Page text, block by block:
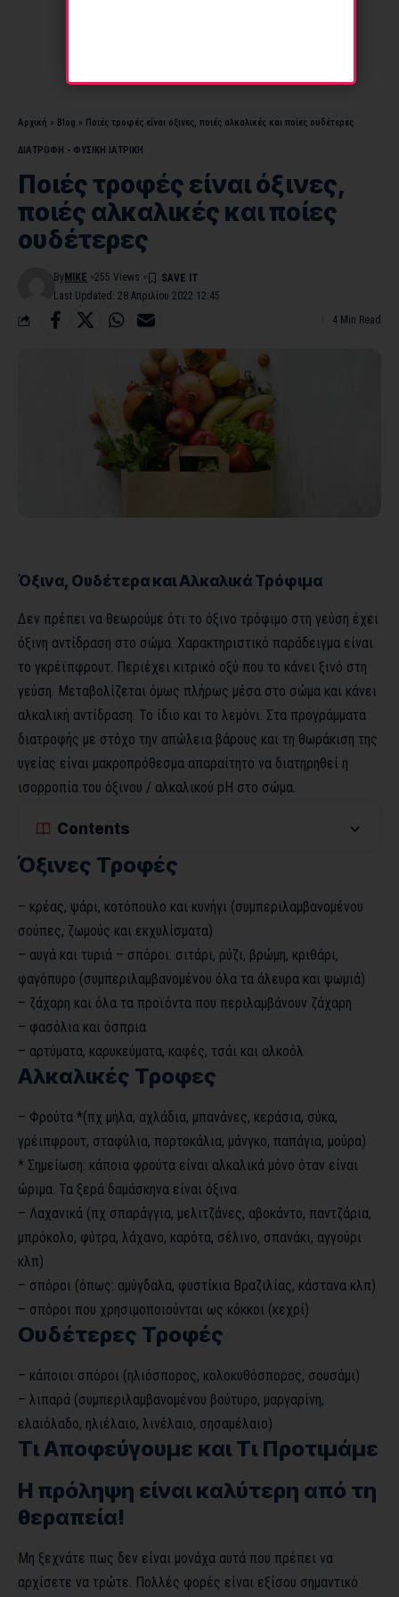
Αρχική » Blog » Ποιές τροφές είναι όξινες, ποιές αλκαλικές και ποίες ουδέτερες
ΔΙΑΤΡΟΦΗ - ΦΥΣΙΚΗ ΙΑΤΡΙΚΗ
Ποιές τροφές είναι όξινες,
ποιές αλκαλικές και ποίες
ουδέτερες
Last Updated: 28 Απριλίου 2022 12:45
By MIKE 255 Views
4 Min Read
Όξινα, Ουδέτερα και Αλκαλικά Τρόφιμα
Δεν πρέπει να θεωρούμε ότι το όξινο τρόφιμο στη γεύση έχει
όξινη αντίδραση στο σώμα. Χαρακτηριστικό παράδειγμα είναι
το γκρέϊπφρουτ. Περιέχει κιτρικό οξύ που το κάνει ξινό στη
γεύση. Μεταβολίζεται όμως πλήρως μέσα στο σώμα και κάνει
αλκαλική αντίδραση. Το ίδιο και το λεμόνι. Στα προγράμματα
διατροφής με στόχο την απώλεια βάρους και τη θωράκιση της
υγείας είναι μακροπρόθεσμα απαραίτητο να διατηρηθεί η
ισορροπία του όξινου / αλκαλικού pH στο σώμα.
Contents
Όξινες Τροφές
– κρέας, ψάρι, κοτόπουλο και κυνήγι (συμπεριλαμβανομένου
σούπες, ζωμούς και εκχυλίσματα)
– αυγά και τυριά – σπόροι: σιτάρι, ρύζι, βρώμη, κριθάρι,
φαγόπυρο (συμπεριλαμβανομένου όλα τα άλευρα και ψωμιά)
– ζάχαρη και όλα τα προϊόντα που περιλαμβάνουν ζάχαρη
– φασόλια και όσπρια
– αρτύματα, καρυκεύματα, καφές, τσάι και αλκοόλ
Αλκαλικές Τροφες
– Φρούτα *(πχ μήλα, αχλάδια, μπανάνες, κεράσια, σύκα,
γρέιπφρουτ, σταφύλια, πορτοκάλια, μάνγκο, παπάγια, μούρα)
* Σημείωση: κάποια φρούτα είναι αλκαλικά μόνο όταν είναι
ώριμα. Τα ξερά δαμάσκηνα είναι όξινα.
– Λαχανικά (πχ σπαράγγια, μελιτζάνες, αβοκάντο, παντζάρια,
μπρόκολο, φύτρα, λάχανο, καρότα, σέλινο, σπανάκι, αγγούρι
κλπ)
– σπόροι (όπως: αμύγδαλα, φυστίκια Βραζιλίας, κάστανα κλπ)
– σπόροι που χρησιμοποιούνται ως κόκκοι (κεχρί)
Ουδέτερες Τροφές
– κάποιοι σπόροι (ηλιόσπορος, κολοκυθόσπορος, σουσάμι)
– λιπαρά (συμπεριλαμβανομένου βούτυρο, μαργαρίνη,
ελαιόλαδο, ηλιέλαιο, λινέλαιο, σησαμέλαιο)
Τι Αποφεύγουμε και Τι Προτιμάμε
Η πρόληψη είναι καλύτερη από τη
θεραπεία!
Μη ξεχνάτε πως δεν είναι μονάχα αυτά που πρέπει να
αρχίσετε να τρώτε. Πολλές φορές είναι εξίσου σημαντικό